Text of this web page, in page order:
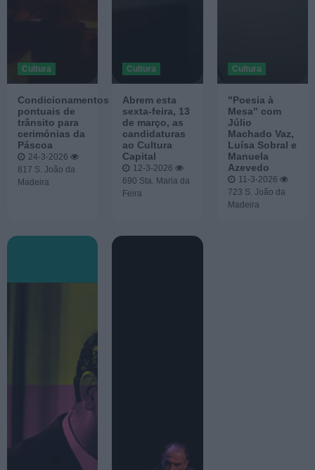
Cultura
Condicionamentos
pontuais de
trânsito para
cerimónias da
Páscoa
24-3-2026
817 S. João da
Madeira
Cultura
Abrem esta
sexta-feira, 13
de março, as
candidaturas
ao Cultura
Capital
12-3-2026
690 Sta. Maria da
Feira
Cultura
"Poesia à
Mesa" com
Júlio
Machado Vaz,
Luísa Sobral e
Manuela
Azevedo
11-3-2026
723 S. João da
Madeira